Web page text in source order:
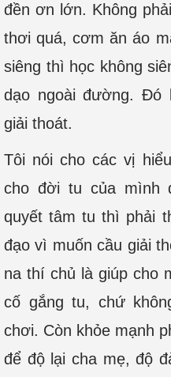
đền ơn lớn. Không
thơi quá, cơm ăn áo
siêng thì học không
dạo ngoài đường. Đó
giải thoát.
Tôi nói cho các vị
cho đời tu của mình
quyết tâm tu thì phải
đạo vì muốn cầu giải
na thí chủ là giúp cho
cố gắng tu, chứ
chơi. Còn khỏe mạnh
để độ lại cha mẹ, độ